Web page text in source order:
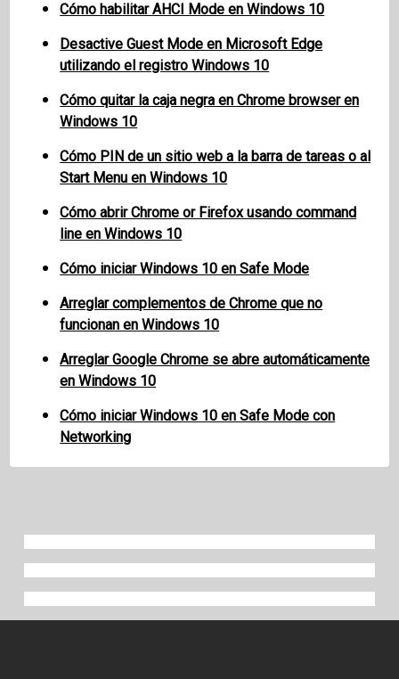
Cómo habilitar AHCI Mode en Windows 10
Desactive Guest Mode en Microsoft Edge
utilizando el registro Windows 10
Cómo quitar la caja negra en Chrome browser en
Windows 10
Cómo PIN de un sitio web a la barra de tareas o al
Start Menu en Windows 10
Cómo abrir Chrome or Firefox usando command
line en Windows 10
Cómo iniciar Windows 10 en Safe Mode
Arreglar complementos de Chrome que no
funcionan en Windows 10
Arreglar Google Chrome se abre automáticamente
en Windows 10
Cómo iniciar Windows 10 en Safe Mode con
Networking